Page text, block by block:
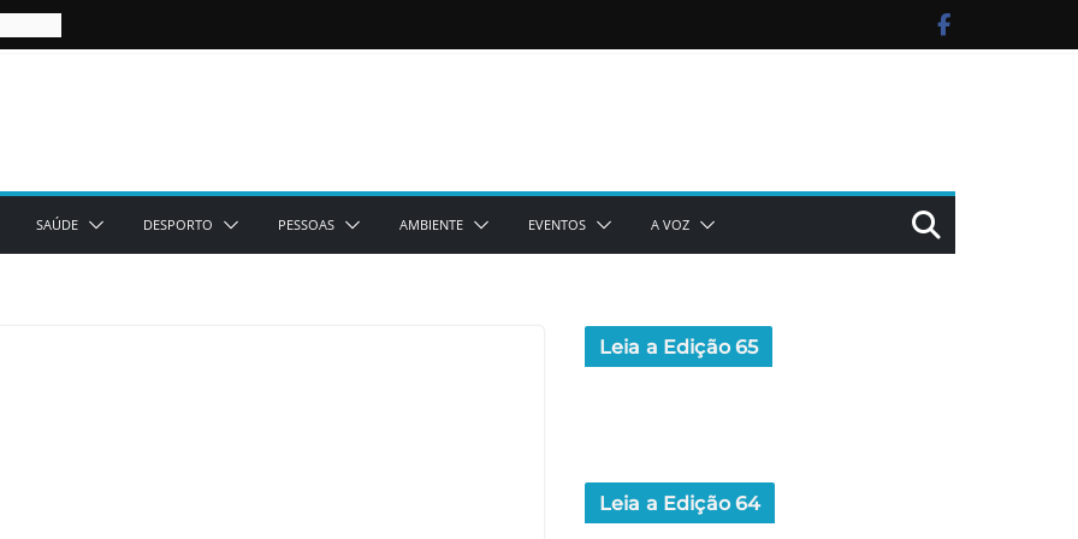
SAÚDE DESPORTO PESSOAS AMBIENTE EVENTOS A VOZ
Leia a Edição 65
Leia a Edição 64